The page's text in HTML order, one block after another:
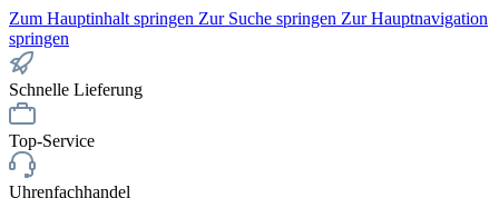
Zum Hauptinhalt springen Zur Suche springen Zur Hauptnavigation
springen
Schnelle Lieferung
Top-Service
Uhrenfachhandel